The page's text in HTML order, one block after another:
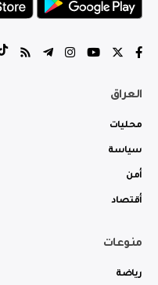
العراق
محليات
سياسة
أمن
أقتصاد
منوعات
رياضة